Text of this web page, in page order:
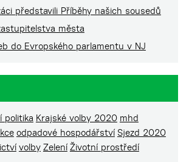
představili Příběhy našich sousedů
města
do Evropského parlamentu v NJ
politika Krajské volby 2020 mhd
odpadové hospodářství Sjezd 2020
volby Zelení Životní prostředí